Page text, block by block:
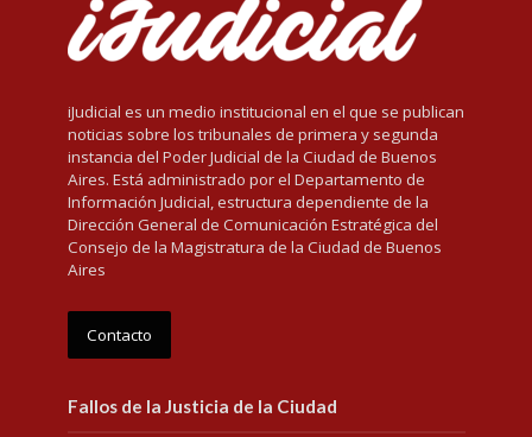
iJudicial es un medio institucional en el que se publican
noticias sobre los tribunales de primera y segunda
instancia del Poder Judicial de la Ciudad de Buenos
Aires. Está administrado por el Departamento de
Información Judicial, estructura dependiente de la
Dirección General de Comunicación Estratégica del
Consejo de la Magistratura de la Ciudad de Buenos
Aires
Contacto
Fallos de la Justicia de la Ciudad